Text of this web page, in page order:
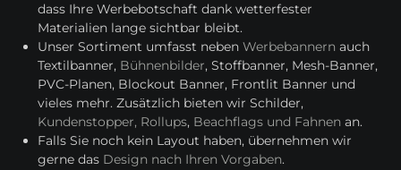
dass Ihre Werbebotschaft dank wetterfester
Materialien lange sichtbar bleibt.
Unser Sortiment umfasst nebenWerbebannern auch
Textilbanner, Bühnenbilder, Stoffbanner, Mesh-Banner,
PVC-Planen, Blockout Banner, Frontlit Banner und
vieles mehr. Zusätzlich bieten wir Schilder,
Kundenstopper, Rollups, Beachflags und Fahnen an.
Falls Sie noch kein Layout haben, übernehmen wir
gerne das Design nach Ihren Vorgaben.